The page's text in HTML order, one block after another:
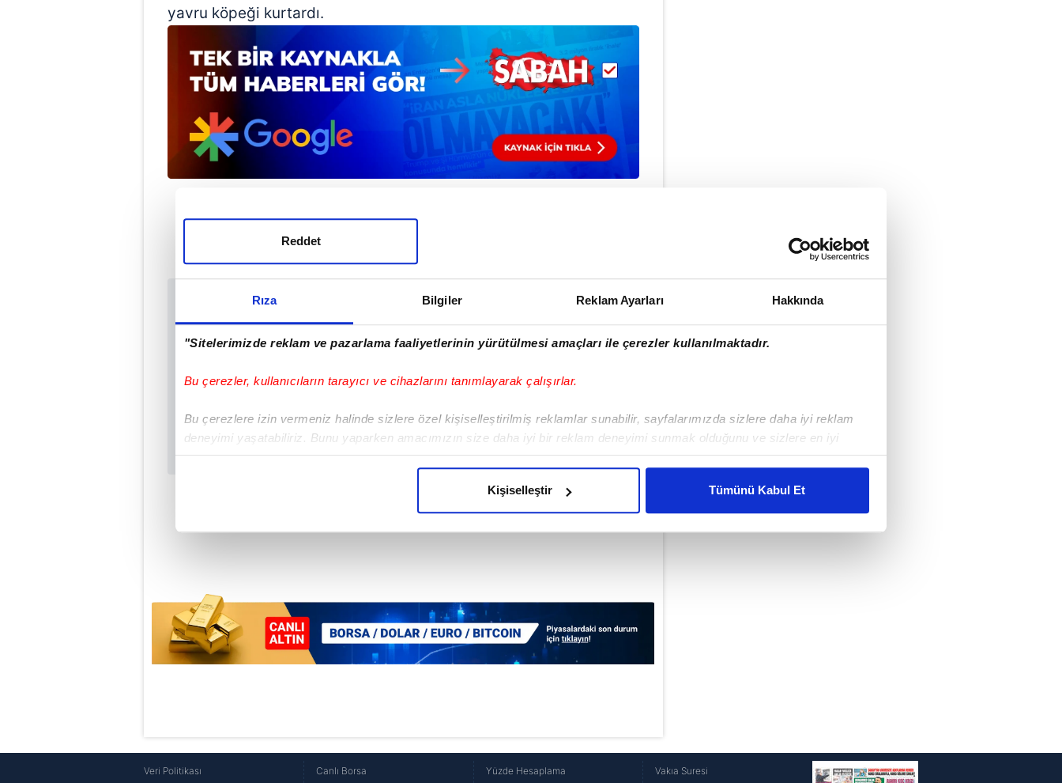
Rıza Bilgiler Reklam Ayarları Hakkında
"Sitelerimizde reklam ve pazarlama faaliyetlerinin yürütülmesi amaçları ile çerezler kullanılmaktadır.
Bu çerezler, kullanıcıların tarayıcı ve cihazlarını tanımlayarak çalışırlar.
Bu çerezlere izin vermeniz halinde sizlere özel kişiselleştirilmiş reklamlar sunabilir, sayfalarımızda sizlere daha iyi reklam
deneyimi yaşatabiliriz. Bunu yaparken amacımızın size daha iyi bir reklam deneyimi sunmak olduğunu ve sizlere en iyi
içerikleri sunabilmek adına elimizden gelen çabayı gösterdiğimizi ve bu noktada, reklamların maliyetlerimizi karşılamak
Her halükârda, kullanıcılar, bu çerezlere izin vermedikleri takdirde, kullanıcılara hedefli reklamlar gösterilmeyecektir."
reklam/pazarlama faaliyetlerinin yapılması, amaçlarıyla sınırlı olarak açık rızanız dahilinde kullanılacaktır.
Çerezlere ilişkin tercihlerinizi aşağıda yer alan panel vasıtasıyla belirleyebilirsiniz. Çerezlere ilişkin detaylı bilgi için Ayarlar
butonuna tıklayabilir,Çerez Bilgilendirme Metnimiziziyaret edebilirsiniz.
Reddet
Kişiselleştir Tümünü Kabul Et
yavru köpeği kurtardı.
Sabah.com.tr Uygulamamızı İndirin
Uygulamalara Özel Ayrıcalıkları Keşfedin!
Veri Politikası
Canlı Borsa
Yüzde Hesaplama
Vakıa Suresi